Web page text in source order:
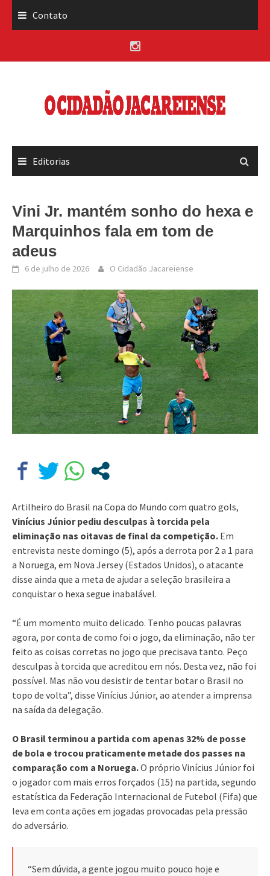
Contato
Editorias
Vini Jr. mantém sonho do hexa e
Marquinhos fala em tom de
adeus
6 de julho de 2026 O Cidadão Jacareiense
Artilheiro do Brasil na Copa do Mundo com quatro gols,
Vinícius Júnior pediu desculpas à torcida pela
eliminação nas oitavas de final da competição. Em
entrevista neste domingo (5), após a derrota por 2 a 1 para
a Noruega, em Nova Jersey (Estados Unidos), o atacante
disse ainda que a meta de ajudar a seleção brasileira a
conquistar o hexa segue inabalável.
“É um momento muito delicado. Tenho poucas palavras
agora, por conta de como foi o jogo, da eliminação, não ter
feito as coisas corretas no jogo que precisava tanto. Peço
desculpas à torcida que acreditou em nós. Desta vez, não foi
possível. Mas não vou desistir de tentar botar o Brasil no
topo de volta”, disse Vinícius Júnior, ao atender a imprensa
na saída da delegação.
O Brasil terminou a partida com apenas 32% de posse
de bola e trocou praticamente metade dos passes na
comparação com a Noruega.O próprio Vinícius Júnior foi
o jogador com mais erros forçados (15) na partida, segundo
estatística da Federação Internacional de Futebol (Fifa) que
leva em conta ações em jogadas provocadas pela pressão
do adversário.
“Sem dúvida, a gente jogou muito pouco hoje e